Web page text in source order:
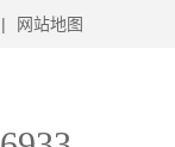
| 网站地图